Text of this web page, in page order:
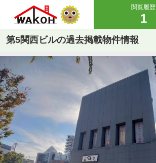
閲覧履歴
1
第5関西ビルの過去掲載物件情報